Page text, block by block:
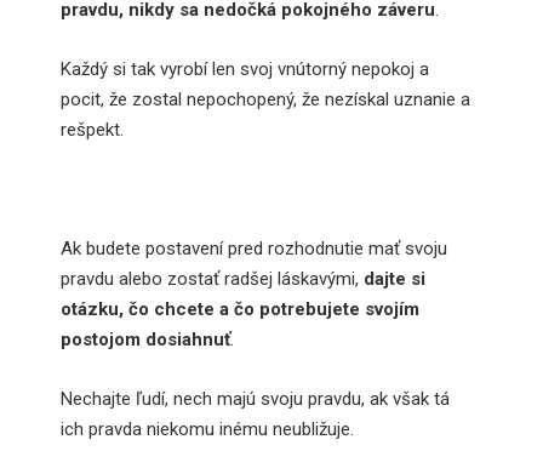
pravdu, nikdy sa nedočká pokojného záveru.
Každý si tak vyrobí len svoj vnútorný nepokoj a
pocit, že zostal nepochopený, že nezískal uznanie a
rešpekt.
Ak budete postavení pred rozhodnutie mať svoju
pravdu alebo zostať radšej láskavými, dajte si
otázku, čo chcete a čo potrebujete svojím
postojom dosiahnuť.
Nechajte ľudí, nech majú svoju pravdu, ak však tá
ich pravda niekomu inému neubližuje.